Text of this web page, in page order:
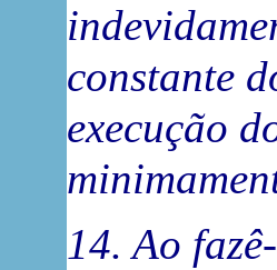
constante
execução
14. Ao